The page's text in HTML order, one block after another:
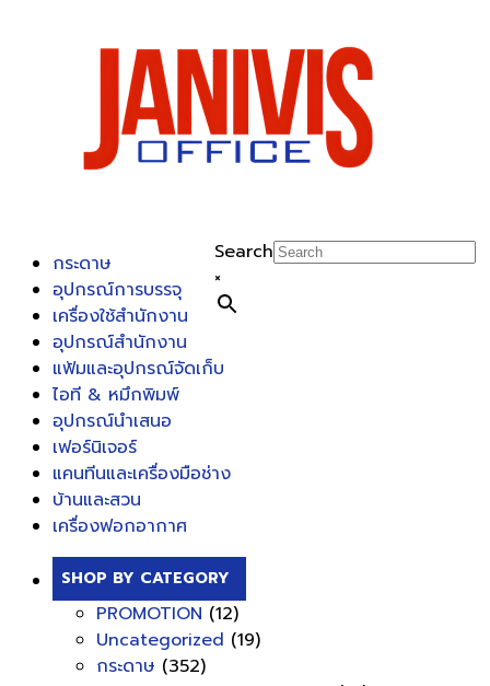
Search
×
กระดาษ
อุปกรณ์การบรรจุ
เครื่องใช้สำนักงาน
อุปกรณ์สำนักงาน
แฟ้มและอุปกรณ์จัดเก็บ
ไอที & หมึกพิมพ์
อุปกรณ์นำเสนอ
เฟอร์นิเจอร์
แคนทีนและเครื่องมือช่าง
บ้านและสวน
เครื่องฟอกอากาศ
SHOP BY CATEGORY
PROMOTION (12)
Uncategorized (19)
กระดาษ (352)